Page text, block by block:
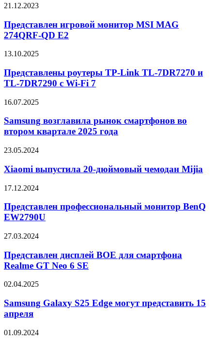
Discovery
Представлен
монитор
MSI
MAG
QD
21.12.2023
Представлен игровой монитор MSI MAG
274QRF-QD E2
Представлены
TP-
Link
TL-
и
7DR7290
с
Fi
13.10.2025
Представлены роутеры TP-Link TL-7DR7270 и
TL-7DR7290 с Wi-Fi 7
Samsung
рынок
смартфонов
во
квартале
года
16.07.2025
Samsung возглавила рынок смартфонов во
втором квартале 2025 года
Xiaomi
20-
дюймовый
чемодан
Mijia
23.05.2024
Xiaomi выпустила 20-дюймовый чемодан Mijia
Представлен
монитор
BenQ
EW2790U
17.12.2024
Представлен профессиональный монитор BenQ
EW2790U
Представлен
BOE
для
смартфона
GT
6
SE
27.03.2024
Представлен дисплей BOE для смартфона
Realme GT Neo 6 SE
Samsung
S25
могут
15
02.04.2025
Samsung Galaxy S25 Edge могут представить 15
апреля
Представлен
01.09.2024